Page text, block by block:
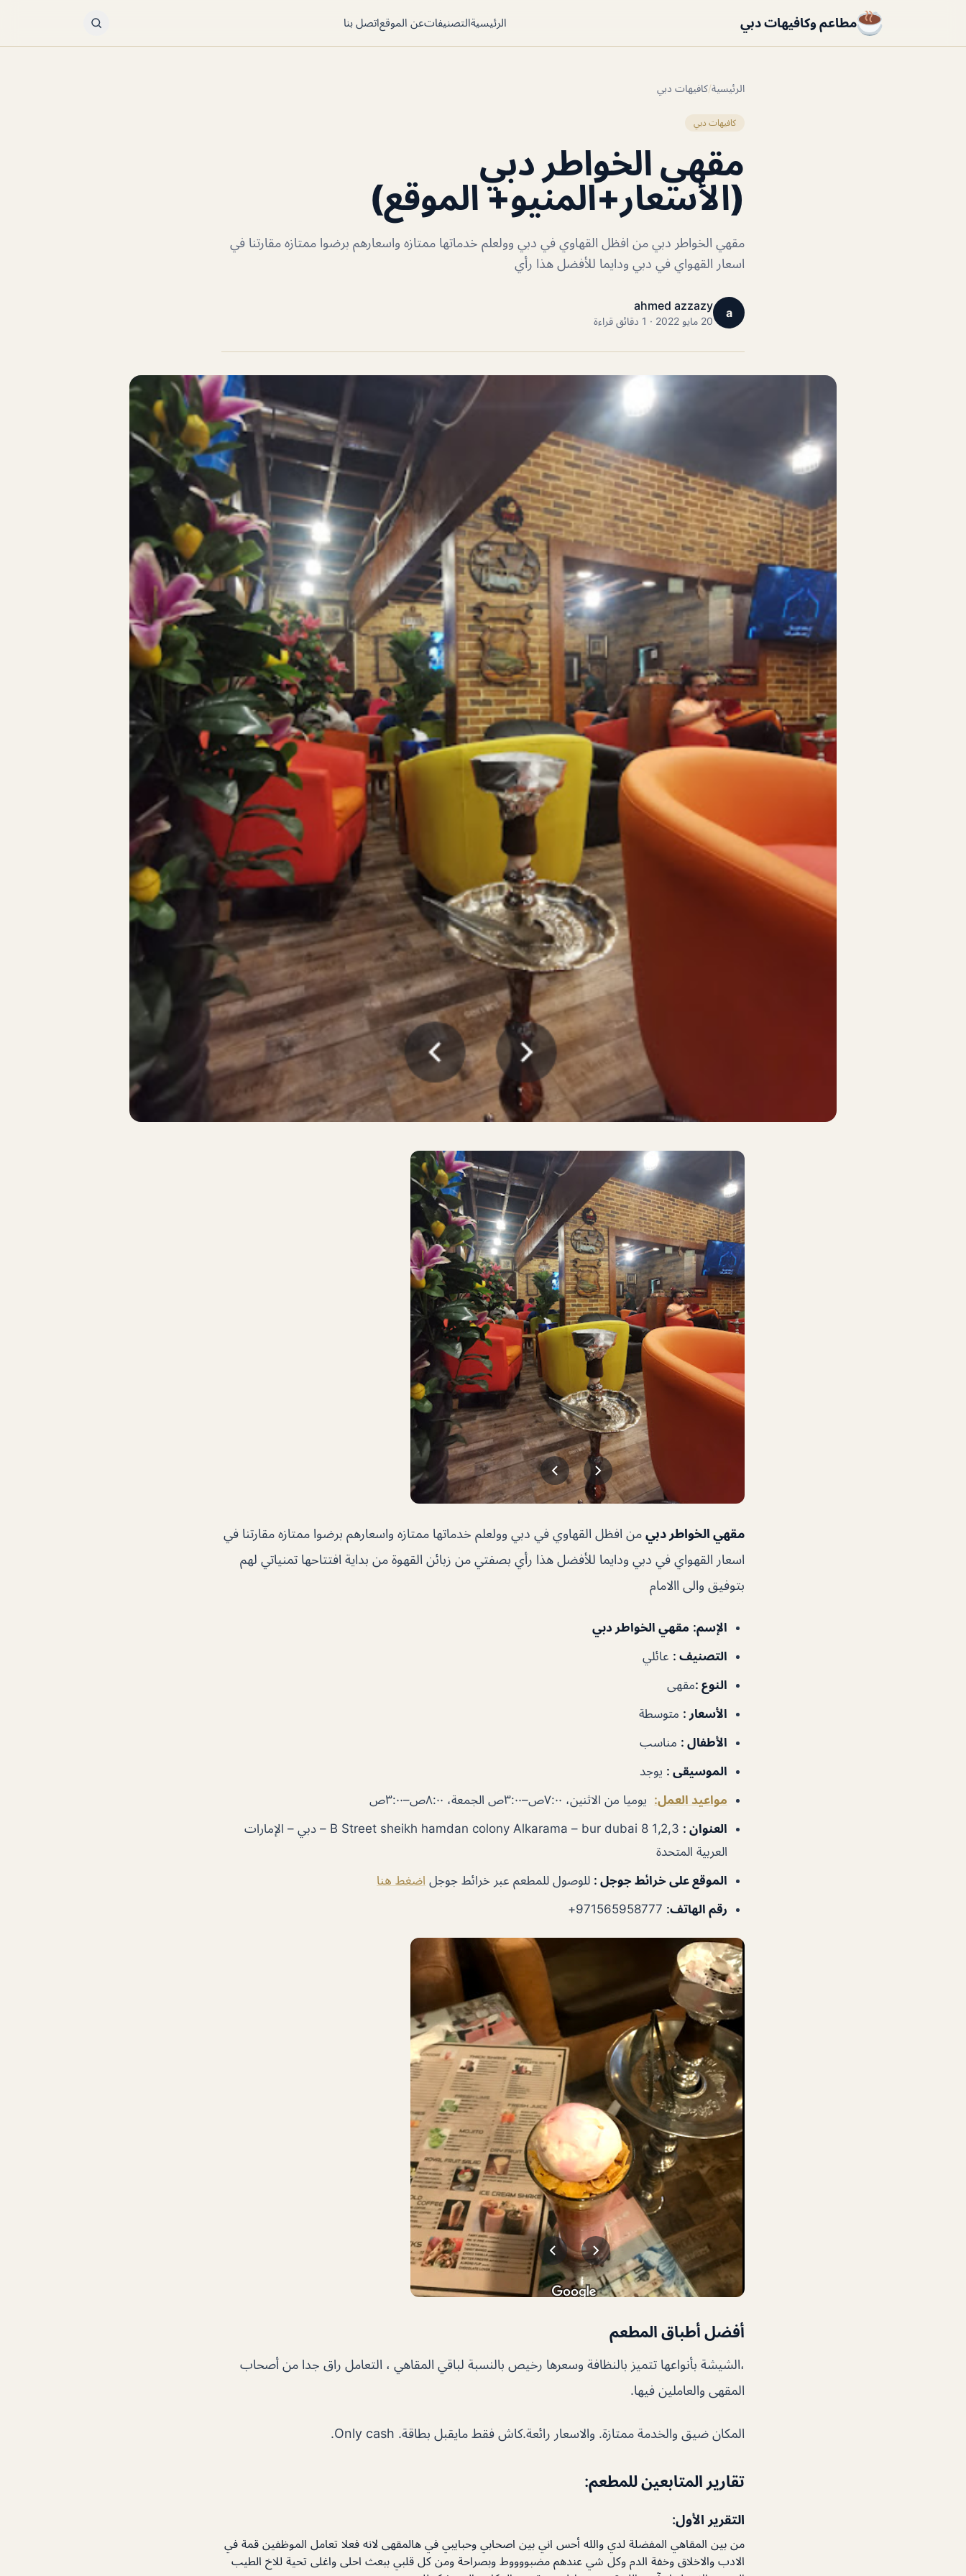
مطاعم وكافيهات دبي الرئيسيةالتصنيفاتعن الموقعاتصل بنا
الرئيسية/كافيهات دبي
كافيهات دبي
مقهي الخواطر دبي
(الأسعار+المنيو+ الموقع)
مقهي الخواطر دبي من افظل القهاوي في دبي وولعلم خدماتها ممتازه واسعارهم برضوا ممتازه مقارتنا في
اسعار القهواي في دبي ودايما للأفضل هذا رأي
a
ahmed azzazy
20 مايو 2022 · 1 دقائق قراءة
مقهي الخواطر دبي من افظل القهاوي في دبي وولعلم خدماتها ممتازه واسعارهم برضوا ممتازه مقارتنا في
اسعار القهواي في دبي ودايما للأفضل هذا رأي بصفتي من زبائن القهوة من بداية افتتاحها تمنياتي لهم
بتوفيق والى االامام
الإسم: مقهي الخواطر دبي
التصنيف : عائلي
النوع :مقهى
الأسعار : متوسطة
الأطفال : مناسب
الموسيقى : يوجد
مواعيد العمل: يوميا من الاثنين، ٧:٠٠ص–٣:٠٠ص الجمعة، ٨:٠٠ص–٣:٠٠ص
العنوان :
1,2,3 8 B Street sheikh hamdan colony Alkarama – bur dubai – دبي – الإمارات
العربية المتحدة
الموقع على خرائط جوجل : للوصول للمطعم عبر خرائط جوجل اضغط هنا
رقم الهاتف:
أفضل أطباق المطعم
،الشيشة بأنواعها تتميز بالنظافة وسعرها رخيص بالنسبة لباقي المقاهي ، التعامل راق جدا من أصحاب
المقهى والعاملين فيها.
المكان ضيق والخدمة ممتازة. والاسعار رائعة.كاش فقط مايقبل بطاقة. Only cash.
تقارير المتابعين للمطعم:
التقرير الأول:
من بين المقاهي المفضلة لدي والله أحس اني بين اصحابي وحبايبي في هالمقهى لانه فعلا تعامل الموظفين قمة في
الادب والاخلاق وخفة الدم وكل شي عندهم مضبووووط وبصراحة ومن كل قلبي ببعث احلى واغلى تحية للاخ الطيب